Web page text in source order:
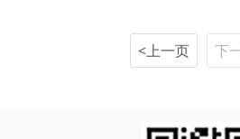
<上一页 下